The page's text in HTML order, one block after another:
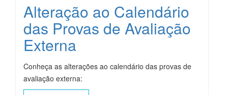
Alteração ao Calendário
das Provas de Avaliação
Externa
Conheça as alterações ao calendário das provas de
avaliação externa: